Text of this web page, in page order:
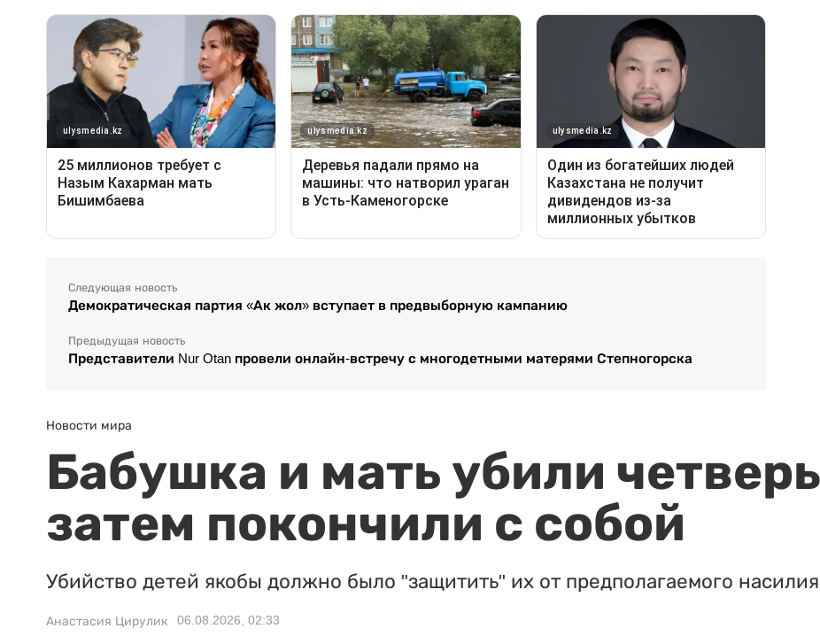
Следующая новость
Демократическая партия «Ак жол» вступает в предвыборную кампанию
Предыдущая новость
Представители Nur Otan провели онлайн-встречу с многодетными матерями Степногорска
Новости мира
Бабушка и мать убили
затем покончили с собой
Убийство детей якобы должно было "защитить" их от предполагаемого
Анастасия Цирулик 06.08.2026, 02:33